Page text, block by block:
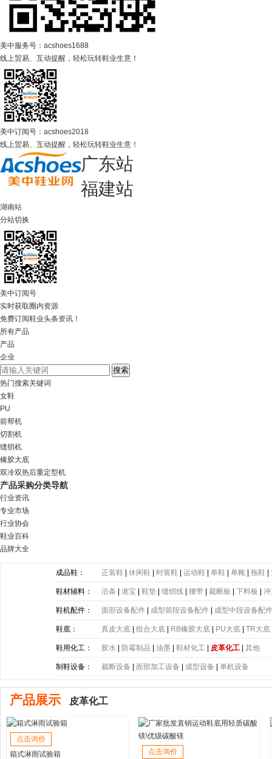
美中服务号：acshoes1688
线上贸易、互动提醒，轻松玩转鞋业生意！
美中订阅号：acshoes2018
线上贸易、互动提醒，轻松玩转鞋业生意！
广东站
福建站
湖南站
分站切换
美中订阅号
实时获取圈内资源
免费订阅鞋业头条资讯！
所有产品
产品
企业
热门搜索关键词
女鞋
PU
前帮机
切割机
缝纫机
橡胶大底
双冷双热后重定型机
产品采购分类导航
行业资讯
专业市场
行业协会
鞋业百科
品牌大全
成品鞋： 正装鞋 |休闲鞋 时装鞋 |运动鞋 |单鞋 |单靴 |拖鞋 |
鞋材辅料： 沿条 |港宝 |鞋垫 |缝纫线 腰带 |裁断板 |下料板 |
带|塑胶片|其他
鞋机配件： 面部设备配件 成型前段设备配件 成型中段设备配
鞋底： 真皮大底 |组合大底 RB橡胶大底 PU大底 |TR大底
底|PE大底|PP大底| SBR大底| PC大底|软木大底
鞋用化工： 胶水 防霉制品 |油墨 |鞋材化工 皮革化工 |其他
制鞋设备： 裁断设备 |面部加工设备 成型设备 |单机设备
产品展示 皮革化工
点击询价
箱式淋雨试验箱
点击询价